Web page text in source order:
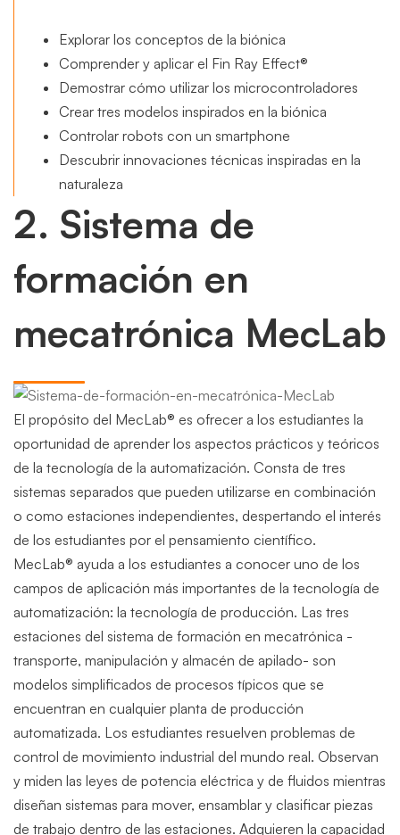
Explorar los conceptos de la biónica
Comprender y aplicar el Fin Ray Effect®
Demostrar cómo utilizar los microcontroladores
Crear tres modelos inspirados en la biónica
Controlar robots con un smartphone
Descubrir innovaciones técnicas inspiradas en la
naturaleza
2. Sistema de
formación en
mecatrónica MecLab
El propósito del MecLab® es ofrecer a los estudiantes la
oportunidad de aprender los aspectos prácticos y teóricos
de la tecnología de la automatización. Consta de tres
sistemas separados que pueden utilizarse en combinación
o como estaciones independientes, despertando el interés
de los estudiantes por el pensamiento científico.
MecLab® ayuda a los estudiantes a conocer uno de los
campos de aplicación más importantes de la tecnología de
automatización: la tecnología de producción. Las tres
estaciones del sistema de formación en mecatrónica -
transporte, manipulación y almacén de apilado- son
modelos simplificados de procesos típicos que se
encuentran en cualquier planta de producción
automatizada. Los estudiantes resuelven problemas de
control de movimiento industrial del mundo real. Observan
y miden las leyes de potencia eléctrica y de fluidos mientras
diseñan sistemas para mover, ensamblar y clasificar piezas
de trabajo dentro de las estaciones. Adquieren la capacidad